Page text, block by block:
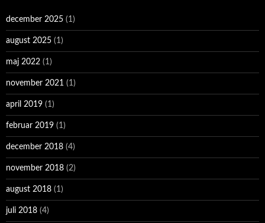
december 2025 (1)
august 2025 (1)
maj 2022 (1)
november 2021 (1)
april 2019 (1)
februar 2019 (1)
december 2018 (4)
november 2018 (2)
august 2018 (1)
juli 2018 (4)